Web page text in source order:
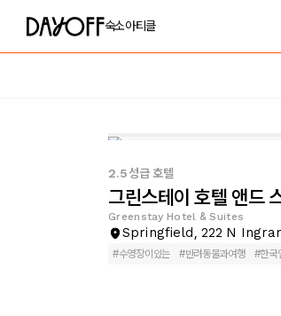
숙소아티클
2.5성급 호텔
그린스테이 호텔 앤드
Greenstay Hotel & Suites
Springfield, 222 N
#수영장이있는 #반려동물과여행 #한국